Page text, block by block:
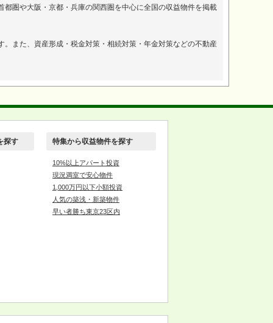
圏や大阪・京都・兵庫の関西圏を中心に全国の収益物件を掲載
また、資産形成・税金対策・相続対策・年金対策などの不動産
探す 特集から収益物件を探す
10%以上アパート投資
現況満室で安心物件
1,000万円以下小額投資
人気の築浅・新築物件
早い者勝ち東京23区内